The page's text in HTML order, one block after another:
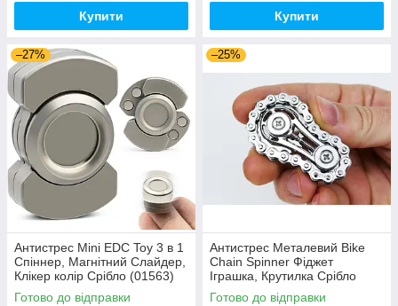
Купити Купити
–27%
Антистрес Mini EDC Toy 3 в 1
Спіннер, Магнітний Слайдер,
Клікер колір Срібло (01563)
Готово до відправки
–25%
Антистрес Металевий Bike
Chain Spinner Фіджет
Іграшка, Крутилка Срібло
(01154)
Готово до відправки